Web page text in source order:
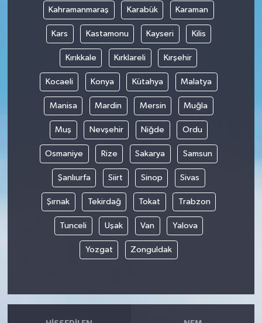
Kahramanmaraş Karabük Karaman
Kars Kastamonu Kayseri Kilis
Kırıkkale Kırklareli Kırşehir
Kocaeli Konya Kütahya Malatya
Manisa Mardin Mersin Muğla
Muş Nevşehir Niğde Ordu
Osmaniye Rize Sakarya Samsun
Şanlıurfa Siirt Sinop Sivas
Şırnak Tekirdağ Tokat Trabzon
Tunceli Uşak Van Yalova
Yozgat Zonguldak